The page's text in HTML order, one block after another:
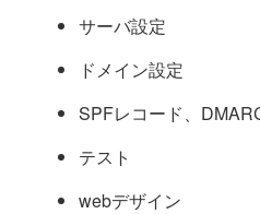
サーバ設定
ドメイン設定
SPFレコード、
テスト
webデザイン